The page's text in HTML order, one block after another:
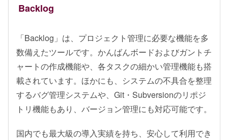
Backlog
「Backlog」は、プロジェクト管理に必要な機能を多
数備えたツールです。かんばんボードおよびガントチ
ャートの作成機能や、各タスクの細かい管理機能も搭
載されています。ほかにも、システムの不具合を整理
するバグ管理システムや、Git・Subversionのリポジ
トリ機能もあり、バージョン管理にも対応可能です。
国内でも最大級の導入実績を持ち、安心して利用でき